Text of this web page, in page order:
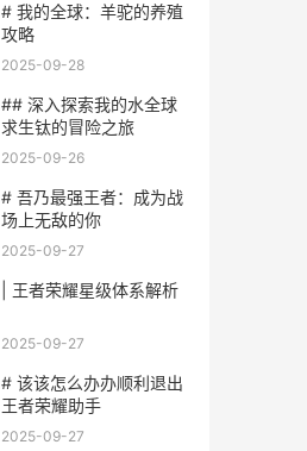
生。下面内容是一些可能
在2025年4月值得关注的
# 我的全球：羊驼的养殖
攻略
2025-09-28
## 深入探索我的水全球
求生钛的冒险之旅
2025-09-26
# 吾乃最强王者：成为战
场上无敌的你
2025-09-27
| 王者荣耀星级体系解析
2025-09-27
# 该该怎么办办顺利退出
王者荣耀助手
2025-09-27